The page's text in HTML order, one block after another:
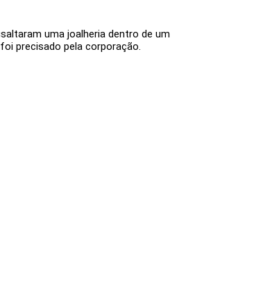
uma joalheria dentro de um
precisado pela corporação.